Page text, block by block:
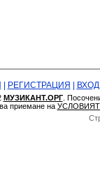
РЕГИСТРАЦИЯ ВХОД
МУЗИКАНТ.ОРГ.
приемане на